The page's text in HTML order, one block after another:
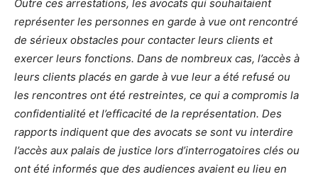
Outre ces arrestations, les avocats qui souhaitaient
représenter les personnes en garde à vue ont rencontré
de sérieux obstacles pour contacter leurs clients et
exercer leurs fonctions. Dans de nombreux cas, l’accès à
leurs clients placés en garde à vue leur a été refusé ou
les rencontres ont été restreintes, ce qui a compromis la
confidentialité et l’efficacité de la représentation. Des
rapports indiquent que des avocats se sont vu interdire
l’accès aux palais de justice lors d’interrogatoires clés ou
ont été informés que des audiences avaient eu lieu en